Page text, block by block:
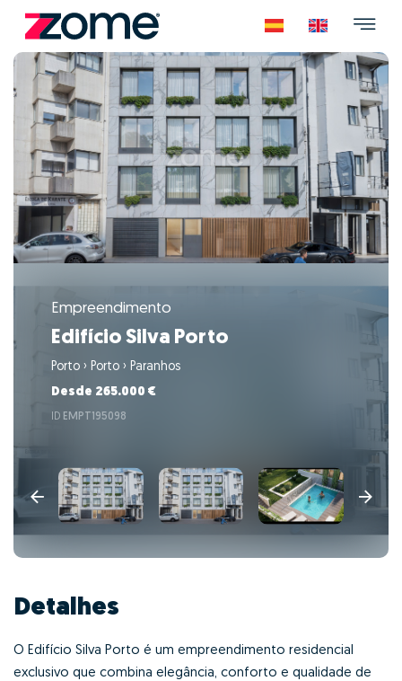
Empreendimento
Edifício Silva Porto
Porto › Porto › Paranhos
Desde 265.000 €
ID EMPT195098
Detalhes
O Edifício Silva Porto é um empreendimento residencial
exclusivo que combina elegância, conforto e qualidade de